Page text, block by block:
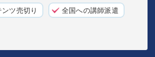
ツ売切り 全国への講師派遣